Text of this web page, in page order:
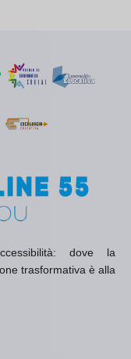
dove la
trasformativa è alla